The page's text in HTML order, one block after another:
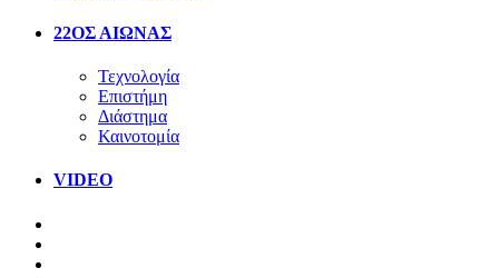
22ΟΣ ΑΙΩΝΑΣ
Τεχνολογία
Επιστήμη
Διάστημα
Καινοτομία
VIDEO